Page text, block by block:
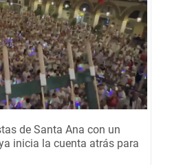
de Santa Ana con un
inicia la cuenta atrás para